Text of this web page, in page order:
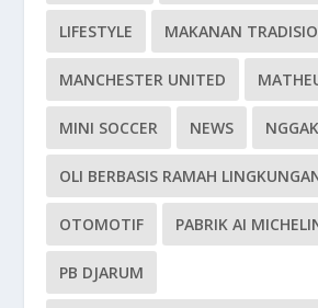
LIFESTYLE MAKANAN
MANCHESTER UNITED
MINI SOCCER NEWS
OLI BERBASIS RAMAH
OTOMOTIF PABRIK AI
PB DJARUM